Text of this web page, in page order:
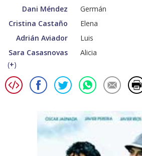
Dani Méndez
Germán
Cristina Castaño
Elena
Adrián Aviador
Luis
Sara Casasnovas
Alicia
(+)